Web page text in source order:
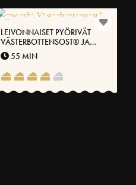
LEIVONNAISET PYÖRIVÄT
VÄSTERBOTTENSOST® JA
LEHTIKAALILLA
55 MIN